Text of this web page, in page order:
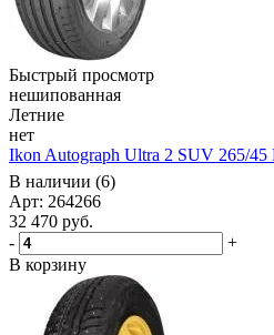
Быстрый просмотр
нешипованная
Летние
нет
Ikon Autograph Ultra 2 SUV 265/
В наличии (6)
Арт: 264266
32 470 руб.
-
+
В корзину